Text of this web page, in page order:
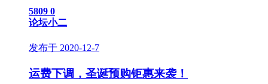
5809 0
论坛小二
发布于 2020-12-7
运费下调，圣诞预购钜惠来袭！